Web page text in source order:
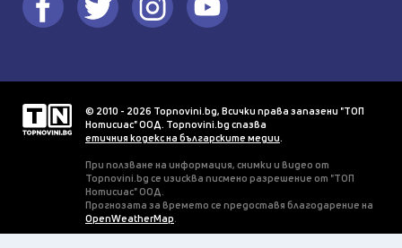
© 2010 - 2026 Topnovini.bg, Всички права запазени "ТОП
Нотисиас" ООД. Topnovini.bg спазва
етичния кодекс на българските медии.
При ползване на информация, снимки и видео от
Topnovini.bg се изисква писмено разрешение от "ТОП
Нотисиас" ООД.
Прогнозата за времето се предоставя благодарение на
OpenWeatherMap.